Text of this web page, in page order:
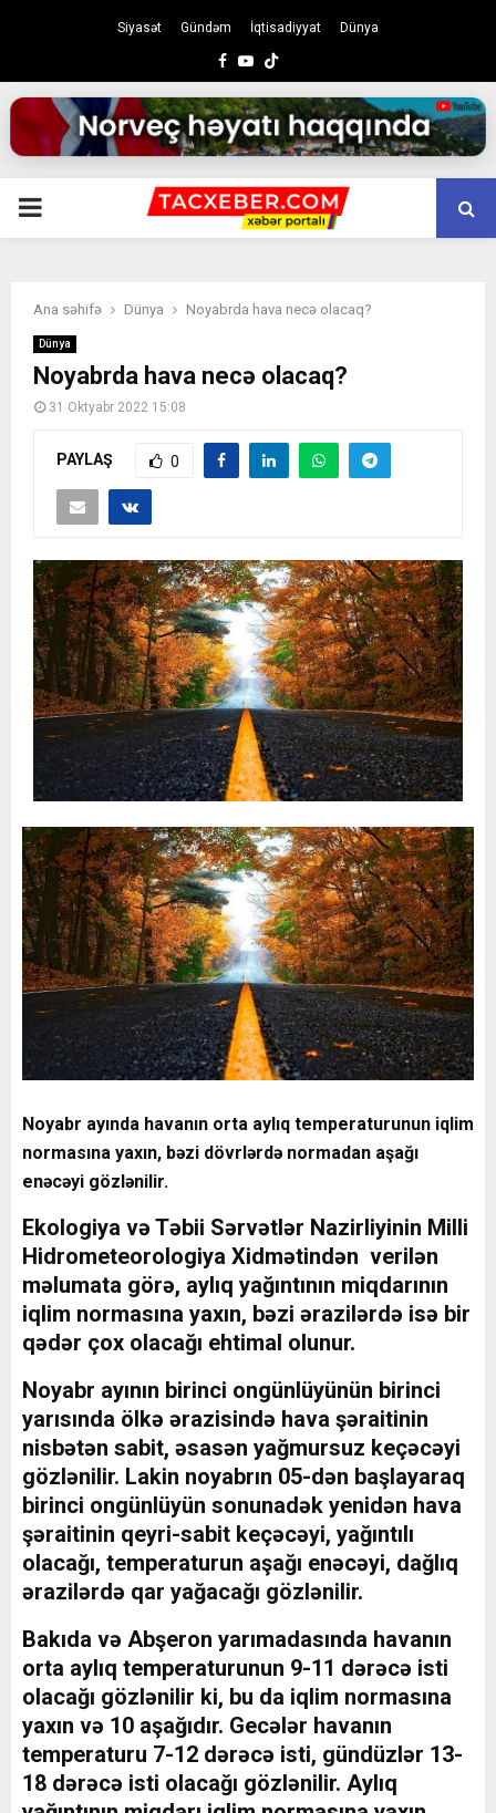
Siyasət Gündəm İqtisadiyyat Dünya
Facebook
Youtube
PRIMARY
Ana səhifə Dünya Noyabrda hava necə olacaq?
Dünya
Noyabrda hava necə olacaq?
31 Oktyabr 2022 15:08
PAYLAŞ 0
Noyabr ayında havanın orta aylıq temperaturunun iqlim
normasına yaxın, bəzi dövrlərdə normadan aşağı
enəcəyi gözlənilir.
Ekologiya və Təbii Sərvətlər Nazirliyinin Milli
Hidrometeorologiya Xidmətindən verilən
məlumata görə, aylıq yağıntının miqdarının
iqlim normasına yaxın, bəzi ərazilərdə isə bir
qədər çox olacağı ehtimal olunur.
Noyabr ayının birinci ongünlüyünün birinci
yarısında ölkə ərazisində hava şəraitinin
nisbətən sabit, əsasən yağmursuz keçəcəyi
gözlənilir. Lakin noyabrın 05-dən başlayaraq
birinci ongünlüyün sonunadək yenidən hava
şəraitinin qeyri-sabit keçəcəyi, yağıntılı
olacağı, temperaturun aşağı enəcəyi, dağlıq
ərazilərdə qar yağacağı gözlənilir.
Bakıda və Abşeron yarımadasında havanın
orta aylıq temperaturunun 9-11 dərəcə isti
olacağı gözlənilir ki, bu da iqlim normasına
yaxın və 10 aşağıdır. Gecələr havanın
temperaturu 7-12 dərəcə isti, gündüzlər 13-
18 dərəcə isti olacağı gözlənilir. Aylıq